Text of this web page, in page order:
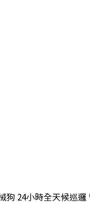
狗 24小時全天候巡